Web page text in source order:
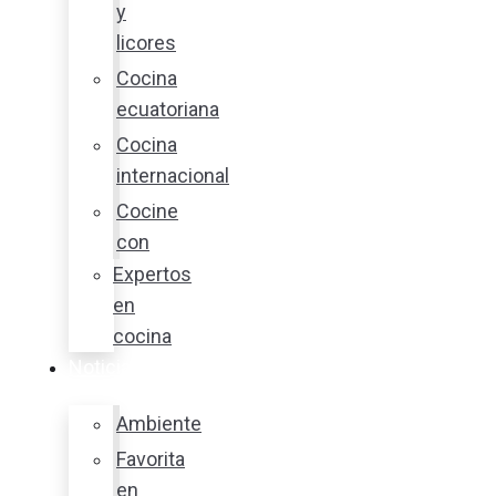
y
licores
Cocina
ecuatoriana
Cocina
internacional
Cocine
con
Expertos
en
cocina
Ambiente
Favorita
en